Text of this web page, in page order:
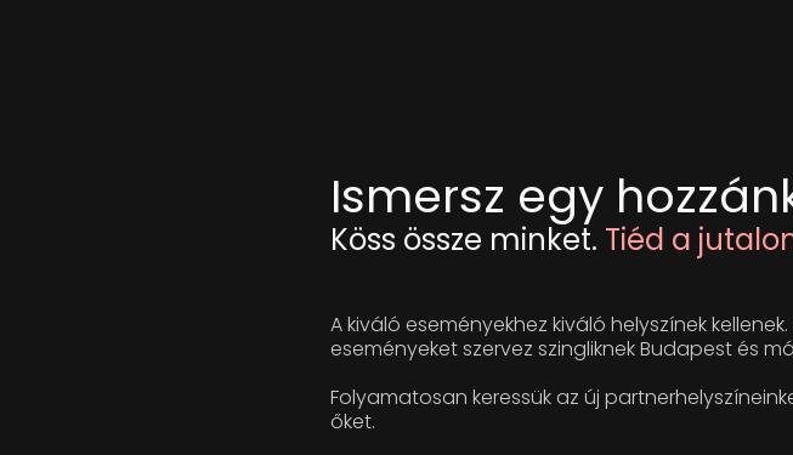
Ismersz egy
Köss össze minket. Tiéd a
A kiváló eseményekhez kiváló helyszínek
eseményeket szervez szingliknek Budapest és
Folyamatosan keressük az új
őket.